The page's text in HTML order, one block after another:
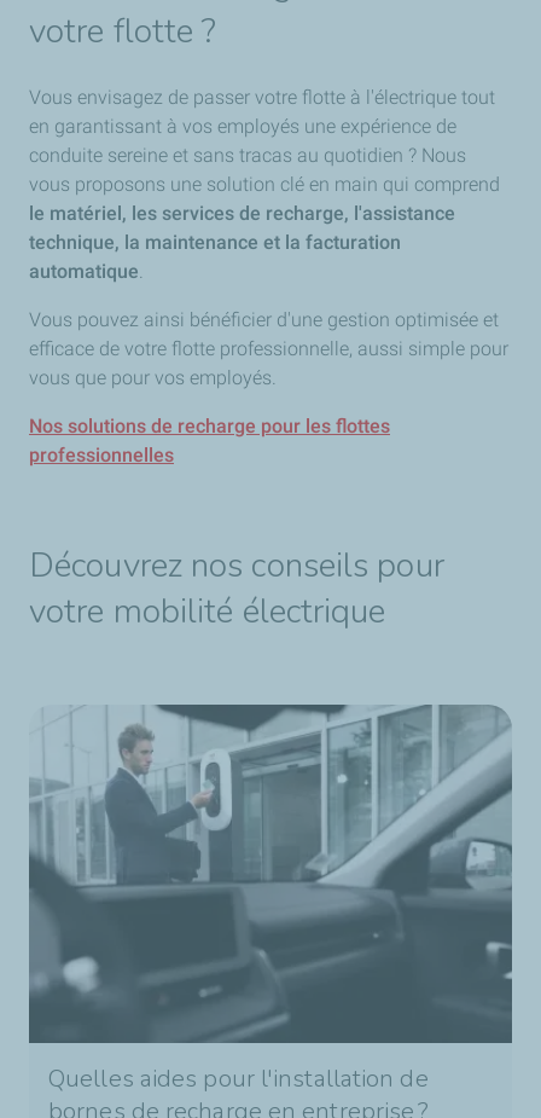
votre flotte ?
Vous envisagez de passer votre flotte à l'électrique tout
en garantissant à vos employés une expérience de
conduite sereine et sans tracas au quotidien ? Nous
vous proposons une solution clé en main qui comprend
le matériel, les services de recharge, l'assistance
technique, la maintenance et la facturation
automatique.
Vous pouvez ainsi bénéficier d'une gestion optimisée et
efficace de votre flotte professionnelle, aussi simple pour
vous que pour vos employés.
Nos solutions de recharge pour les flottes
professionnelles
Découvrez nos conseils pour
votre mobilité électrique
Quelles aides pour l'installation de
bornes de recharge en entreprise ?